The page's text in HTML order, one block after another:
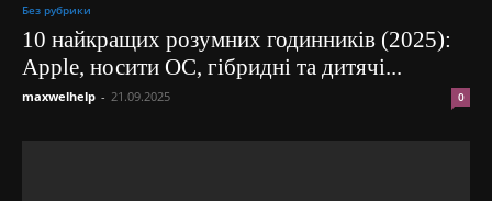
Без рубрики
10 найкращих розумних годинників (2025):
Apple, носити ОС, гібридні та дитячі...
maxwelhelp - 21.09.2025 0